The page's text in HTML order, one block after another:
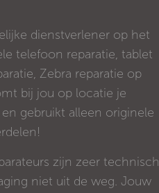
dienstverlener op het
telefoon reparatie, tablet
Zebra reparatie op
bij jou op locatie je
gebruikt alleen originele
zijn zeer technisch
niet uit de weg. Jouw